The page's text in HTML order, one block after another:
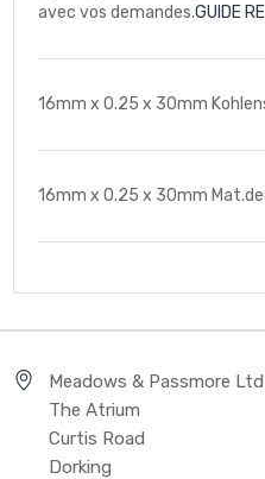
avec vos demandes.GUIDE
16mm x 0.25 x 30mm
16mm x 0.25 x 30mm
Meadows & Passmore Ltd
The Atrium
Curtis Road
Dorking